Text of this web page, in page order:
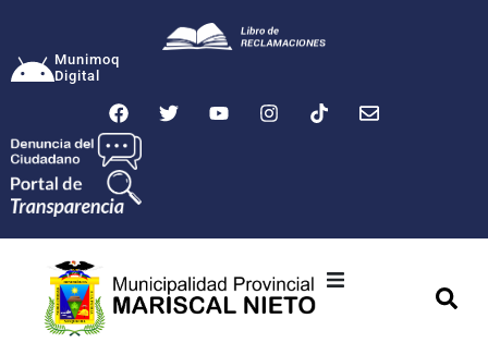
Munimoq
Digital